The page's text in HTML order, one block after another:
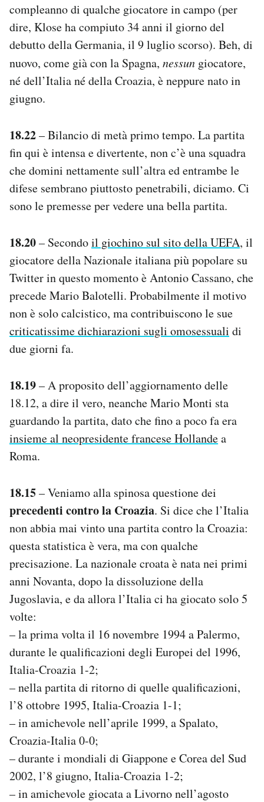
compleanno di qualche giocatore in campo (per
dire, Klose ha compiuto 34 anni il giorno del
debutto della Germania, il 9 luglio scorso). Beh, di
nuovo, come già con la Spagna, nessun giocatore,
né dell’Italia né della Croazia, è neppure nato in
giugno.
18.22– Bilancio di metà primo tempo. La partita
fin qui è intensa e divertente, non c’è una squadra
che domini nettamente sull’altra ed entrambe le
difese sembrano piuttosto penetrabili, diciamo. Ci
sono le premesse per vedere una bella partita.
18.20– Secondoil giochino sul sito della UEFA, il
giocatore della Nazionale italiana più popolare su
Twitter in questo momento è Antonio Cassano, che
precede Mario Balotelli. Probabilmente il motivo
non è solo calcistico, ma contribuiscono le sue
criticatissime dichiarazioni sugli omosessuali di
due giorni fa.
18.19– A proposito dell’aggiornamento delle
18.12, a dire il vero, neanche Mario Monti sta
guardando la partita, dato che fino a poco fa era
insieme al neopresidente francese Hollandea
Roma.
18.15– Veniamo alla spinosa questione dei
precedenti contro la Croazia. Si dice che l’Italia
non abbia mai vinto una partita contro la Croazia:
questa statistica è vera, ma con qualche
precisazione. La nazionale croata è nata nei primi
anni Novanta, dopo la dissoluzione della
Jugoslavia, e da allora l’Italia ci ha giocato solo 5
volte:
– la prima volta il 16 novembre 1994 a Palermo,
durante le qualificazioni degli Europei del 1996,
Italia-Croazia 1-2;
– nella partita di ritorno di quelle qualificazioni,
l’8 ottobre 1995, Italia-Croazia 1-1;
– in amichevole nell’aprile 1999, a Spalato,
Croazia-Italia 0-0;
– durante i mondiali di Giappone e Corea del Sud
2002, l’8 giugno, Italia-Croazia 1-2;
– in amichevole giocata a Livorno nell’agosto